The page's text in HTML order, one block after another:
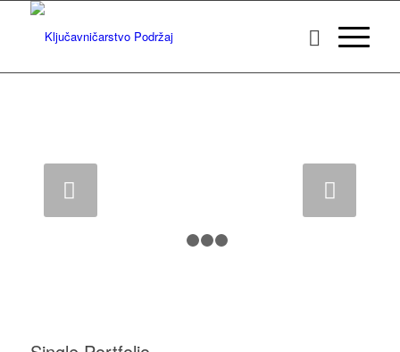
DOLOR
adipiscing elit. Aenean commodo ligula eget dolor.